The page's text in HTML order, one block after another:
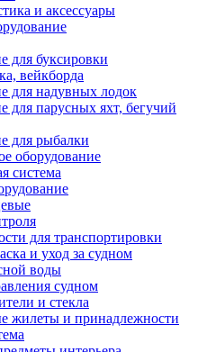
и аксессуары
для буксировки
вейкборда
для надувных лодок
для парусных яхт, бегучий
для рыбалки
оборудование
система
для транспортировки
и уход за судном
воды
судном
и стекла
жилеты и принадлежности